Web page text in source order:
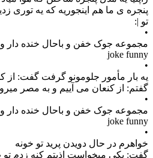
پنجره ی ما هم اینجوریه که یه توری
تو |:
•
مجموعه جوک خفن و باحال خنده دار ویژه
joke funny
•
یه بار مأمور جلومونو گرفت گفت: از
گفتم: از کنعان می آییم و به مصر
•
مجموعه جوک خفن و باحال خنده دار ویژه
joke funny
•
خواهرم در حال دویدن پرید تو خونه
گفت: یکی میخواست اذیتم‌ کنه زدم